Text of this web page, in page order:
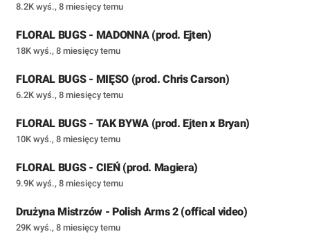
8.2K wyś., 8 miesięcy temu
FLORAL BUGS - MADONNA (prod. Ejten)
18K wyś., 8 miesięcy temu
FLORAL BUGS - MIĘSO (prod. Chris Carson)
6.2K wyś., 8 miesięcy temu
FLORAL BUGS - TAK BYWA (prod. Ejten x Bryan)
10K wyś., 8 miesięcy temu
FLORAL BUGS - CIEŃ (prod. Magiera)
9.9K wyś., 8 miesięcy temu
Drużyna Mistrzów - Polish Arms 2 (offical video)
29K wyś., 8 miesięcy temu